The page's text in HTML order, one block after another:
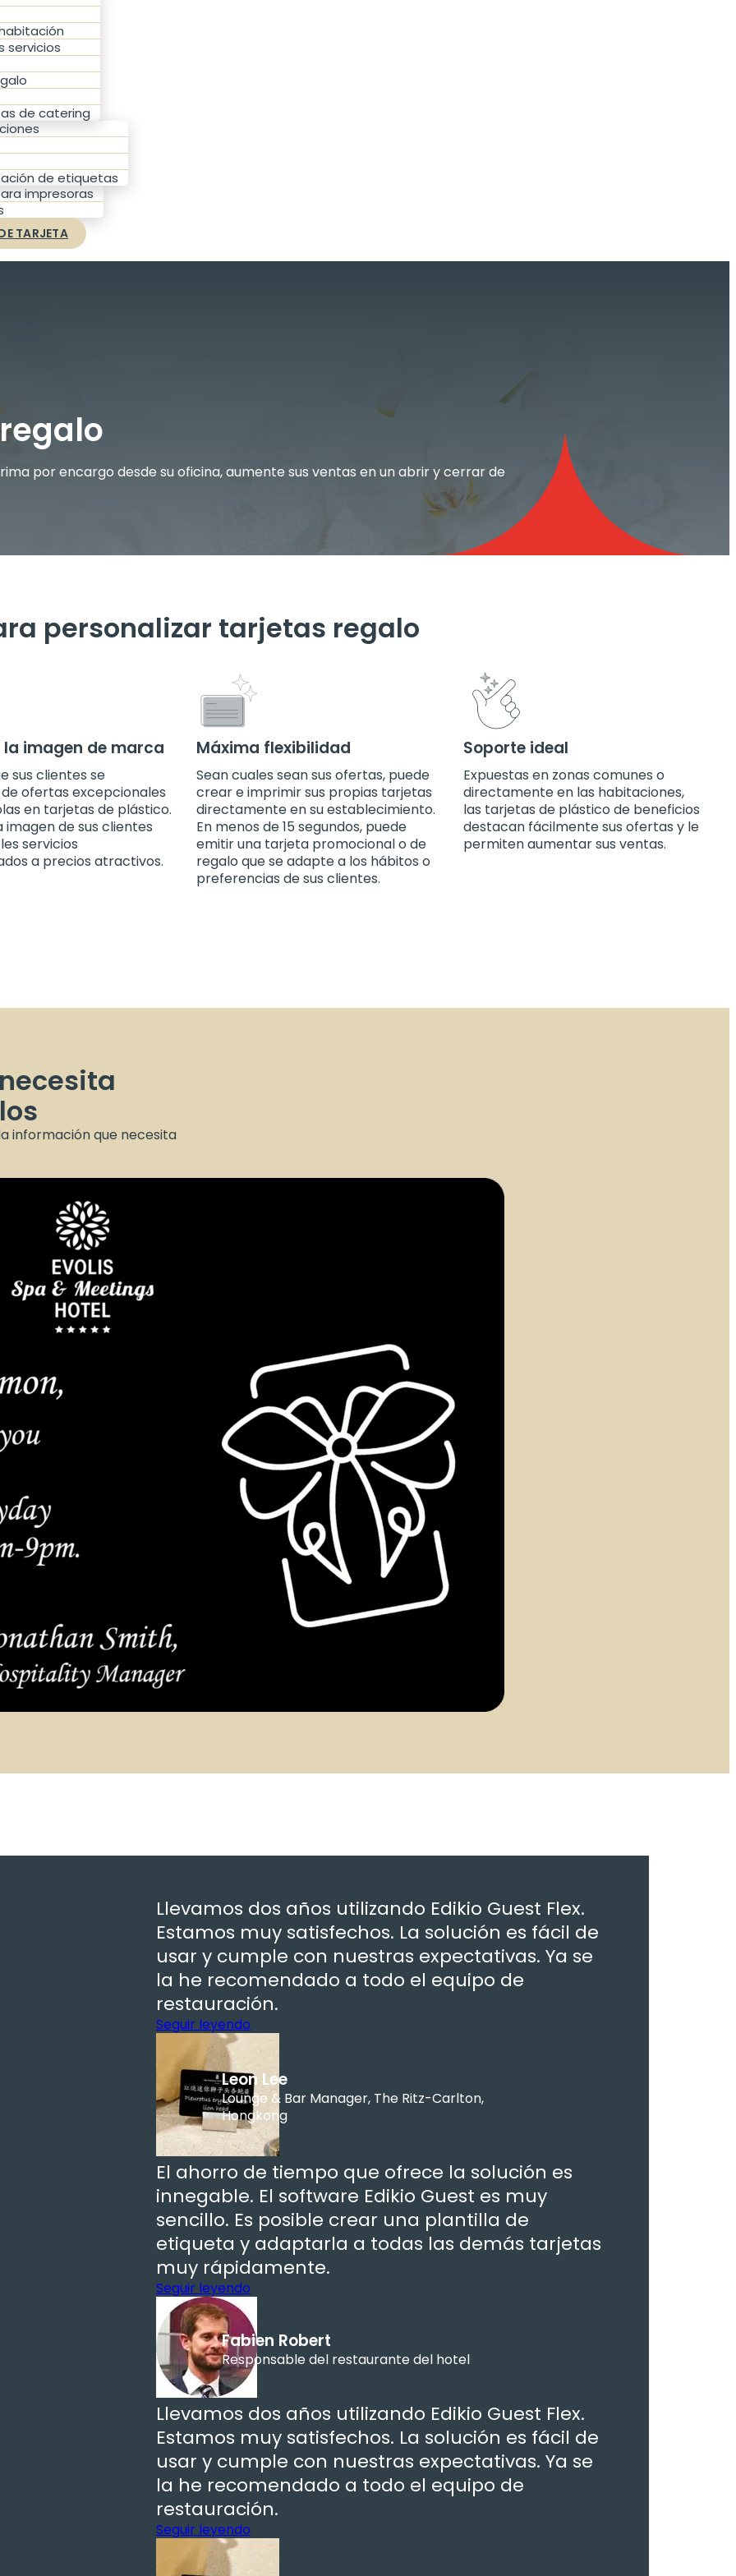
servicios
de catering
de etiquetas
impresoras
TARJETA
por encargo desde su oficina, aumente sus ventas en un abrir y cerrar de
personalizar tarjetas regalo
la imagen de marca
sus clientes se
ofertas excepcionales
en tarjetas de plástico.
imagen de sus clientes
servicios
a precios atractivos.
Máxima flexibilidad
Sean cuales sean sus ofertas, puede
crear e imprimir sus propias tarjetas
directamente en su establecimiento.
En menos de 15 segundos, puede
emitir una tarjeta promocional o de
regalo que se adapte a los hábitos o
preferencias de sus clientes.
Soporte ideal
Expuestas en zonas comunes o
directamente en las habitaciones,
las tarjetas de plástico de beneficios
destacan fácilmente sus ofertas y le
permiten aumentar sus ventas.
información que necesita
Llevamos dos años utilizando Edikio Guest Flex.
Estamos muy satisfechos. La solución es fácil de
usar y cumple con nuestras expectativas. Ya se
la he recomendado a todo el equipo de
restauración.
Seguir leyendo
Leon Lee
Lounge & Bar Manager, The Ritz-Carlton,
Hongkong
El ahorro de tiempo que ofrece la solución es
innegable. El software Edikio Guest es muy
sencillo. Es posible crear una plantilla de
etiqueta y adaptarla a todas las demás tarjetas
muy rápidamente.
Seguir leyendo
Fabien Robert
Responsable del restaurante del hotel
Llevamos dos años utilizando Edikio Guest Flex.
Estamos muy satisfechos. La solución es fácil de
usar y cumple con nuestras expectativas. Ya se
la he recomendado a todo el equipo de
restauración.
Seguir leyendo